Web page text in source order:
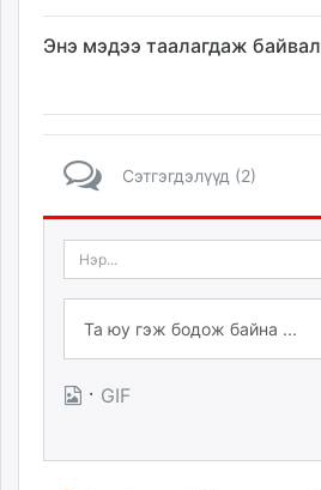
Энэ мэдээ таалагдаж байвал
Сэтгэгдэлүүд (2)
· GIF